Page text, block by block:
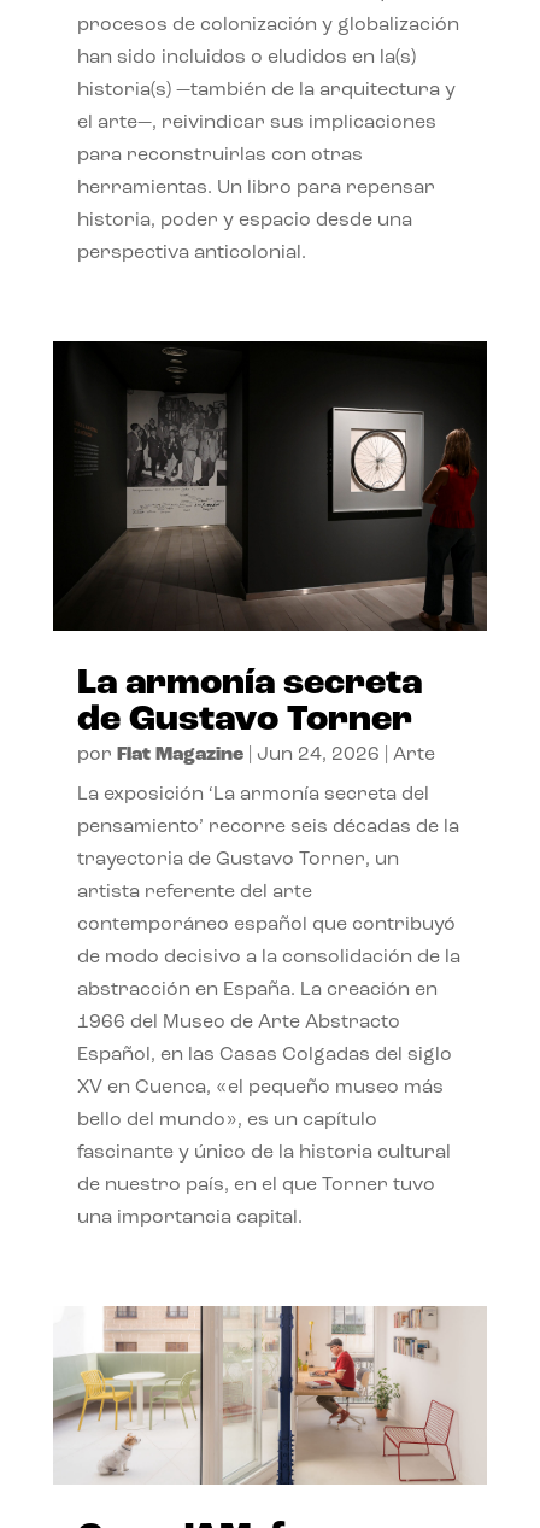
procesos de colonización y globalización
han sido incluidos o eludidos en la(s)
historia(s) —también de la arquitectura y
el arte—, reivindicar sus implicaciones
para reconstruirlas con otras
herramientas. Un libro para repensar
historia, poder y espacio desde una
perspectiva anticolonial.
La armonía secreta
de Gustavo Torner
por Flat Magazine| Jun 24, 2026 Arte
La exposición ‘La armonía secreta del
pensamiento’ recorre seis décadas de la
trayectoria de Gustavo Torner, un
artista referente del arte
contemporáneo español que contribuyó
de modo decisivo a la consolidación de la
abstracción en España. La creación en
1966 del Museo de Arte Abstracto
Español, en las Casas Colgadas del siglo
XV en Cuenca, «el pequeño museo más
bello del mundo», es un capítulo
fascinante y único de la historia cultural
de nuestro país, en el que Torner tuvo
una importancia capital.